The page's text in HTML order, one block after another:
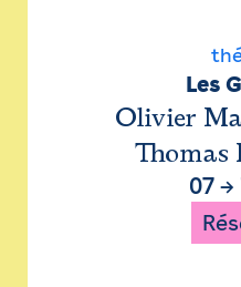
Les
Olivier
Thomas
07→